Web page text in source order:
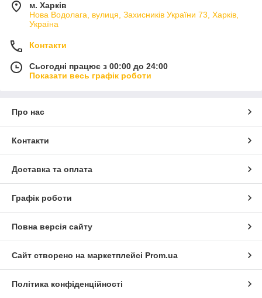
м. Харків
Нова Водолага, вулиця, Захисників України 73, Харків,
Україна
Контакти
Сьогодні працює з 00:00 до 24:00
Показати весь графік роботи
Про нас
Контакти
Доставка та оплата
Графік роботи
Повна версія сайту
Сайт створено на маркетплейсі Prom.ua
Політика конфіденційності